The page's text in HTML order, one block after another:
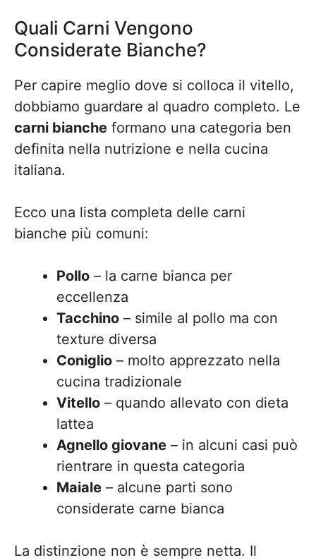
Quali Carni Vengono
Considerate Bianche?
Per capire meglio dove si colloca il vitello,
dobbiamo guardare al quadro completo. Le
carni bianche formano una categoria ben
definita nella nutrizione e nella cucina
italiana.
Ecco una lista completa delle carni
bianche più comuni:
Pollo – la carne bianca per
eccellenza
Tacchino – simile al pollo ma con
texture diversa
Coniglio – molto apprezzato nella
cucina tradizionale
Vitello – quando allevato con dieta
lattea
Agnello giovane – in alcuni casi può
rientrare in questa categoria
Maiale – alcune parti sono
considerate carne bianca
La distinzione non è sempre netta. Il